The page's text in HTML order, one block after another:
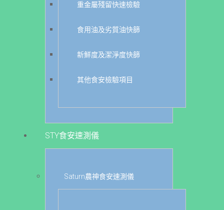
重金屬殘留快速檢驗
食用油及劣質油快篩
新鮮度及潔淨度快篩
其他食安檢驗項目
STY食安速測儀
Saturn農神食安速測儀